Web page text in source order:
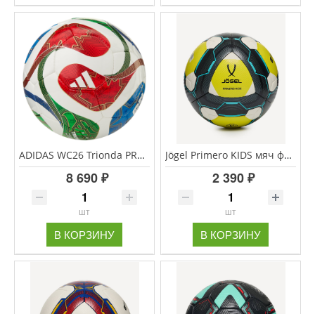
ADIDAS WC26 Trionda PRO Sala мяч футзальный
8 690 ₽
шт
В КОРЗИНУ
Jögel Primero KIDS мяч футбольный размер 3
2 390 ₽
шт
В КОРЗИНУ